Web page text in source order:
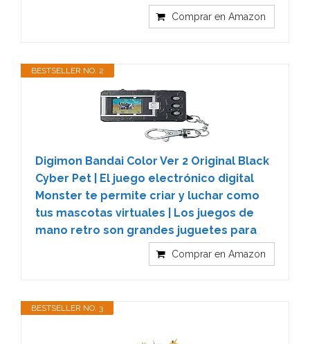
Comprar en Amazon
BESTSELLER NO. 2
Digimon Bandai Color Ver 2 Original Black
Cyber Pet | El juego electrónico digital
Monster te permite criar y luchar como
tus mascotas virtuales | Los juegos de
mano retro son grandes juguetes para
Comprar en Amazon
BESTSELLER NO. 3